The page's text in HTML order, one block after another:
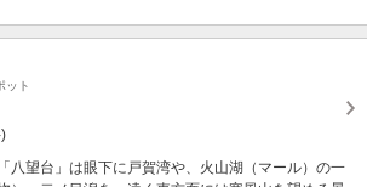
ット
八望台」は眼下に戸賀湾や、火山湖（マール）の一